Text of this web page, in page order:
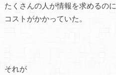
たくさんの人が情報を求めるのに
コストがかかっていた。
それが